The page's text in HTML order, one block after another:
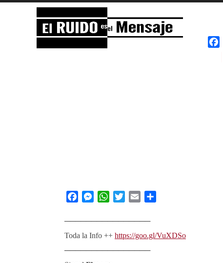
El RUIDO es el Mensaje
FacebookMessengerWhatsApp
Twitter Email
────────────────
Toda la Info ++ https://goo.gl/VuXDSo
────────────────